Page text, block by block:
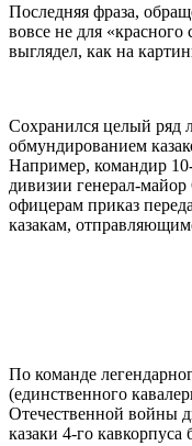
Последняя фраза,
вовсе не для «красного
выглядел, как на
Сохранился целый ряд
обмундированием
Например, командир
дивизии генерал-
офицерам приказ
казакам,
По команде
(единственного
Отечественной войны
казаки 4-го